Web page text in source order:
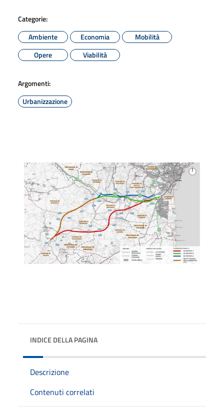
Categorie:
Ambiente
Economia
Mobilità
Opere
Viabilità
Argomenti:
Urbanizzazione
INDICE DELLA PAGINA
Descrizione
Contenuti correlati